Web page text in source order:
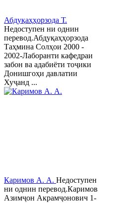
Абдуқаҳҳорзода Т.
Недоступен ни однин
перевод.Абдуқаҳҳорзода
Таҳмина Солҳои 2000 -
2002-Лаборанти кафедраи
забон ва адабиёти тоҷики
Донишгоҳи давлатии
Хуҷанд ...
Каримов А. А. Недоступен
ни однин перевод.Каримов
Азимҷон Акрамҷонович 1-